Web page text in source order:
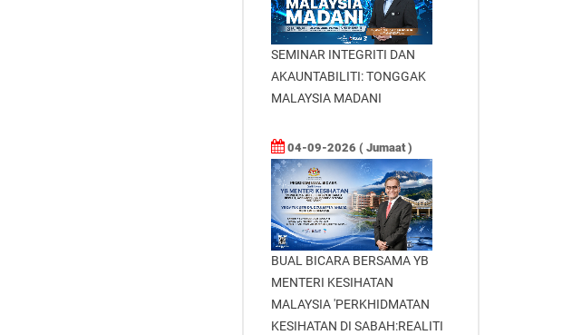
SEMINAR INTEGRITI DAN
AKAUNTABILITI: TONGGAK
MALAYSIA MADANI
04-09-2026 ( Jumaat )
BUAL BICARA BERSAMA YB
MENTERI KESIHATAN
MALAYSIA 'PERKHIDMATAN
KESIHATAN DI SABAH:REALITI